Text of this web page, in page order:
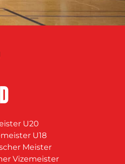
U20
U18
Meister
Vizemeister